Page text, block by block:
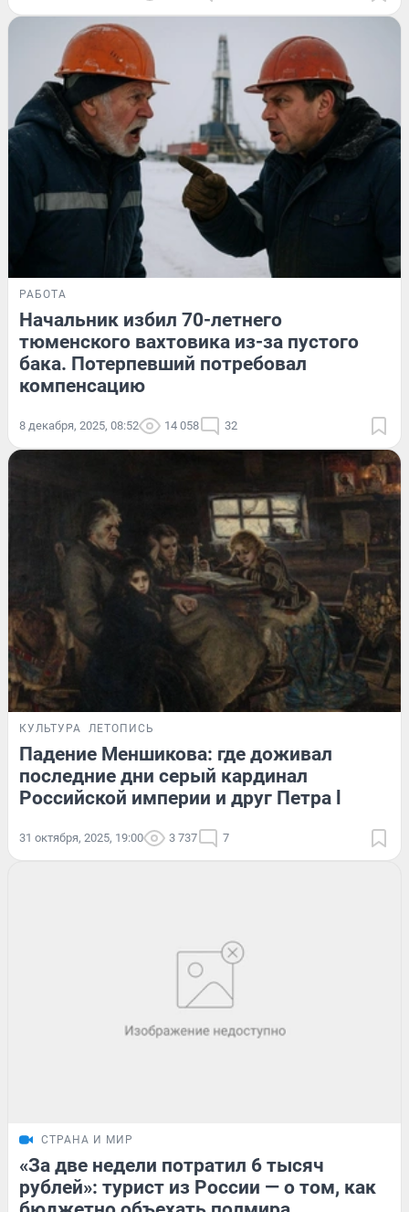
РАБОТА
Начальник избил 70-летнего
тюменского вахтовика из-за пустого
бака. Потерпевший потребовал
компенсацию
8 декабря, 2025, 08:52 14 058 32
КУЛЬТУРА ЛЕТОПИСЬ
Падение Меншикова: где доживал
последние дни серый кардинал
Российской империи и друг Петра l
31 октября, 2025, 19:00 3 737 7
СТРАНА И МИР
«За две недели потратил 6 тысяч
рублей»: турист из России — о том, как